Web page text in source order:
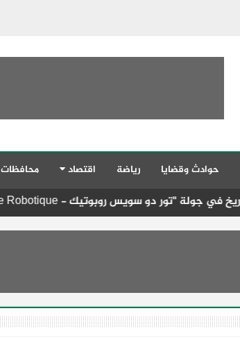
حوادث وقضايا رياضة اقتصاد محافظات